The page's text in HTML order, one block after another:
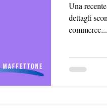
Una
dettagli
commerce...